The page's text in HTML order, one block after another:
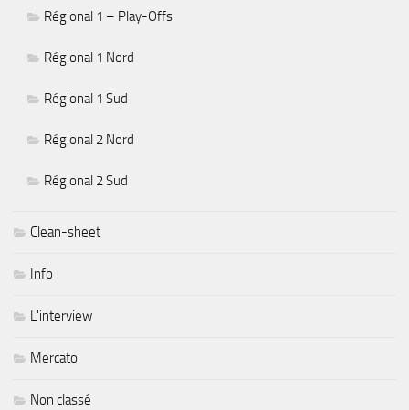
Régional 1 – Play-Offs
Régional 1 Nord
Régional 1 Sud
Régional 2 Nord
Régional 2 Sud
Clean-sheet
Info
L'interview
Mercato
Non classé